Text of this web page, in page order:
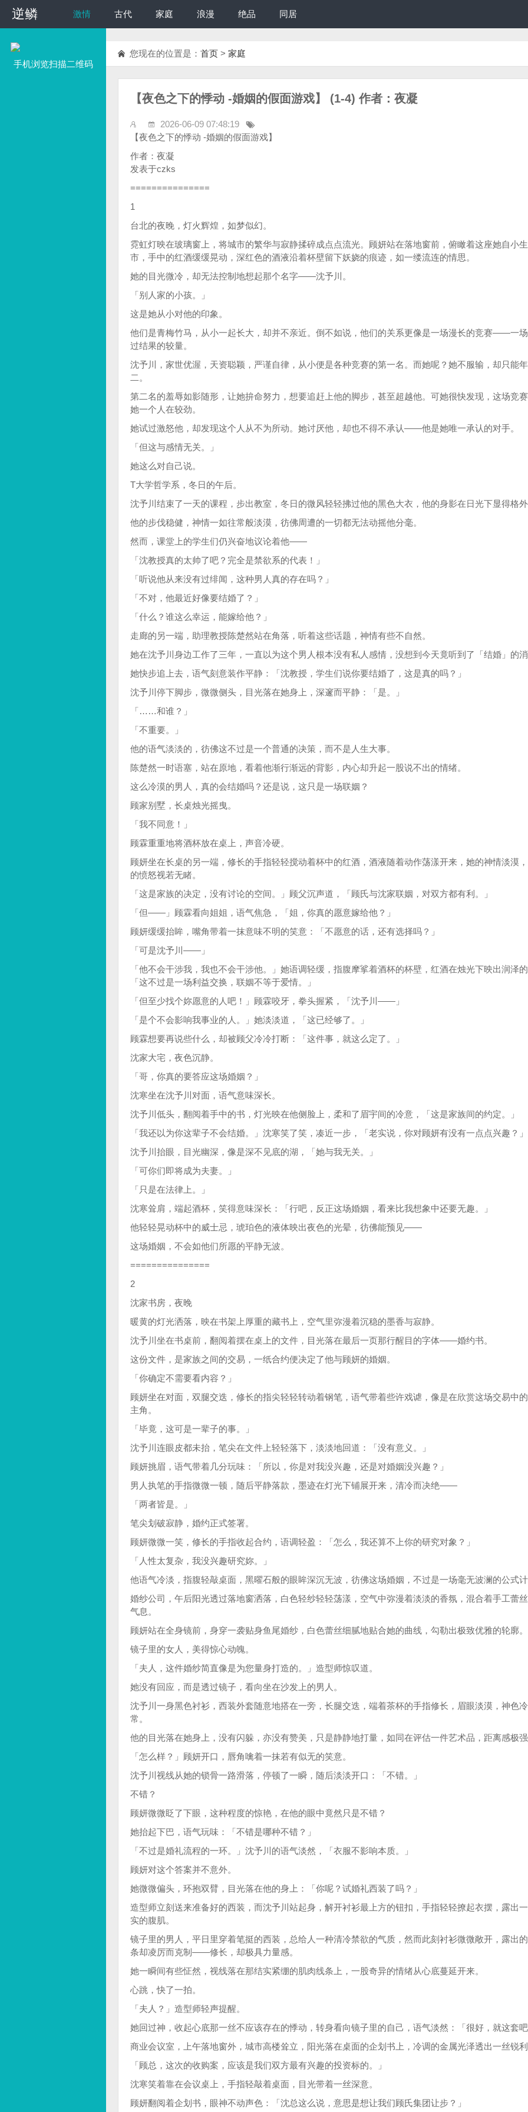
逆鳞
逆鳞 激情 古代 家庭 浪漫 绝品 同居
手机浏览扫描二维码
您现在的位置是： 首页 > 家庭
【夜色之下的悸动 -婚姻的假面游戏】 (1-4) 作者：夜凝
2026-06-09 07:48:19
【夜色之下的悸动 -婚姻的假面游戏】
作者：夜凝
发表于czks
===============
1
台北的夜晚，灯火辉煌，如梦似幻。
霓虹灯映在玻璃窗上，将城市的繁华与寂静揉碎成点点流光。顾妍站在落地窗前，俯瞰着这座她自小
市，手中的红酒缓缓晃动，深红色的酒液沿着杯壁留下妖娆的痕迹，如一缕流连的情思。
她的目光微冷，却无法控制地想起那个名字——沈予川。
「别人家的小孩。」
这是她从小对他的印象。
他们是青梅竹马，从小一起长大，却并不亲近。倒不如说，他们的关系更像是一场漫长的竞赛——一
过结果的较量。
沈予川，家世优渥，天资聪颖，严谨自律，从小便是各种竞赛的第一名。而她呢？她不服输，却只能
二。
第二名的羞辱如影随形，让她拚命努力，想要追赶上他的脚步，甚至超越他。可她很快发现，这场竞
她一个人在较劲。
她试过激怒他，却发现这个人从不为所动。她讨厌他，却也不得不承认——他是她唯一承认的对手。
「但这与感情无关。」
她这么对自己说。
T大学哲学系，冬日的午后。
沈予川结束了一天的课程，步出教室，冬日的微风轻轻拂过他的黑色大衣，他的身影在日光下显得格外
他的步伐稳健，神情一如往常般淡漠，彷佛周遭的一切都无法动摇他分毫。
然而，课堂上的学生们仍兴奋地议论着他——
「沈教授真的太帅了吧？完全是禁欲系的代表！」
「听说他从来没有过绯闻，这种男人真的存在吗？」
「不对，他最近好像要结婚了？」
「什么？谁这么幸运，能嫁给他？」
走廊的另一端，助理教授陈楚然站在角落，听着这些话题，神情有些不自然。
她在沈予川身边工作了三年，一直以为这个男人根本没有私人感情，没想到今天竟听到了「结婚」的消
她快步追上去，语气刻意装作平静：「沈教授，学生们说你要结婚了，这是真的吗？」
沈予川停下脚步，微微侧头，目光落在她身上，深邃而平静：「是。」
「……和谁？」
「不重要。」
他的语气淡淡的，彷佛这不过是一个普通的决策，而不是人生大事。
陈楚然一时语塞，站在原地，看着他渐行渐远的背影，内心却升起一股说不出的情绪。
这么冷漠的男人，真的会结婚吗？还是说，这只是一场联姻？
顾家别墅，长桌烛光摇曳。
「我不同意！」
顾霖重重地将酒杯放在桌上，声音冷硬。
顾妍坐在长桌的另一端，修长的手指轻轻搅动着杯中的红酒，酒液随着动作荡漾开来，她的神情淡漠
的愤怒视若无睹。
「这是家族的决定，没有讨论的空间。」顾父沉声道，「顾氏与沈家联姻，对双方都有利。」
「但——」顾霖看向姐姐，语气焦急，「姐，你真的愿意嫁给他？」
顾妍缓缓抬眸，嘴角带着一抹意味不明的笑意：「不愿意的话，还有选择吗？」
「可是沈予川——」
「他不会干涉我，我也不会干涉他。」她语调轻缓，指腹摩挲着酒杯的杯壁，红酒在烛光下映出润泽的
「这不过是一场利益交换，联姻不等于爱情。」
「但至少找个妳愿意的人吧！」顾霖咬牙，拳头握紧，「沈予川——」
「是个不会影响我事业的人。」她淡淡道，「这已经够了。」
顾霖想要再说些什么，却被顾父冷冷打断：「这件事，就这么定了。」
沈家大宅，夜色沉静。
「哥，你真的要答应这场婚姻？」
沈寒坐在沈予川对面，语气意味深长。
沈予川低头，翻阅着手中的书，灯光映在他侧脸上，柔和了眉宇间的冷意，「这是家族间的约定。」
「我还以为你这辈子不会结婚。」沈寒笑了笑，凑近一步，「老实说，你对顾妍有没有一点点兴趣？」
沈予川抬眼，目光幽深，像是深不见底的湖，「她与我无关。」
「可你们即将成为夫妻。」
「只是在法律上。」
沈寒耸肩，端起酒杯，笑得意味深长：「行吧，反正这场婚姻，看来比我想象中还要无趣。」
他轻轻晃动杯中的威士忌，琥珀色的液体映出夜色的光晕，彷佛能预见——
这场婚姻，不会如他们所愿的平静无波。
===============
2
沈家书房，夜晚
暖黄的灯光洒落，映在书架上厚重的藏书上，空气里弥漫着沉稳的墨香与寂静。
沈予川坐在书桌前，翻阅着摆在桌上的文件，目光落在最后一页那行醒目的字体——婚约书。
这份文件，是家族之间的交易，一纸合约便决定了他与顾妍的婚姻。
「你确定不需要看内容？」
顾妍坐在对面，双腿交迭，修长的指尖轻轻转动着钢笔，语气带着些许戏谑，像是在欣赏这场交易中
主角。
「毕竟，这可是一辈子的事。」
沈予川连眼皮都未抬，笔尖在文件上轻轻落下，淡淡地回道：「没有意义。」
顾妍挑眉，语气带着几分玩味：「所以，你是对我没兴趣，还是对婚姻没兴趣？」
男人执笔的手指微微一顿，随后平静落款，墨迹在灯光下铺展开来，清冷而决绝——
「两者皆是。」
笔尖划破寂静，婚约正式签署。
顾妍微微一笑，修长的手指收起合约，语调轻盈：「怎么，我还算不上你的研究对象？」
「人性太复杂，我没兴趣研究妳。」
他语气冷淡，指腹轻敲桌面，黑曜石般的眼眸深沉无波，彷佛这场婚姻，不过是一场毫无波澜的公式计
婚纱公司，午后阳光透过落地窗洒落，白色轻纱轻轻荡漾，空气中弥漫着淡淡的香氛，混合着手工蕾
气息。
顾妍站在全身镜前，身穿一袭贴身鱼尾婚纱，白色蕾丝细腻地贴合她的曲线，勾勒出极致优雅的轮廓。
镜子里的女人，美得惊心动魄。
「夫人，这件婚纱简直像是为您量身打造的。」造型师惊叹道。
她没有回应，而是透过镜子，看向坐在沙发上的男人。
沈予川一身黑色衬衫，西装外套随意地搭在一旁，长腿交迭，端着茶杯的手指修长，眉眼淡漠，神色
常。
他的目光落在她身上，没有闪躲，亦没有赞美，只是静静地打量，如同在评估一件艺术品，距离感极强
「怎么样？」顾妍开口，唇角噙着一抹若有似无的笑意。
沈予川视线从她的锁骨一路滑落，停顿了一瞬，随后淡淡开口：「不错。」
不错？
顾妍微微眨了下眼，这种程度的惊艳，在他的眼中竟然只是不错？
她抬起下巴，语气玩味：「不错是哪种不错？」
「不过是婚礼流程的一环。」沈予川的语气淡然，「衣服不影响本质。」
顾妍对这个答案并不意外。
她微微偏头，环抱双臂，目光落在他的身上：「你呢？试婚礼西装了吗？」
造型师立刻送来准备好的西装，而沈予川站起身，解开衬衫最上方的钮扣，手指轻轻撩起衣摆，露出
实的腹肌。
镜子里的男人，平日里穿着笔挺的西装，总给人一种清冷禁欲的气质，然而此刻衬衫微微敞开，露出
条却凌厉而克制——修长，却极具力量感。
她一瞬间有些怔然，视线落在那结实紧绷的肌肉线条上，一股奇异的情绪从心底蔓延开来。
心跳，快了一拍。
「夫人？」造型师轻声提醒。
她回过神，收起心底那一丝不应该存在的悸动，转身看向镜子里的自己，语气淡然：「很好，就这套吧
商业会议室，上午落地窗外，城市高楼耸立，阳光落在桌面的企划书上，冷调的金属光泽透出一丝锐利
「顾总，这次的收购案，应该是我们双方最有兴趣的投资标的。」
沈寒笑着靠在会议桌上，手指轻敲着桌面，目光带着一丝深意。
顾妍翻阅着企划书，眼神不动声色：「沈总这么说，意思是想让我们顾氏集团让步？」